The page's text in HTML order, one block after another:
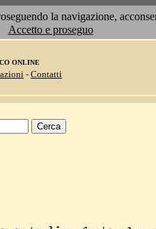
la navigazione,
Accetto e proseguo
ONLINE
- Contatti